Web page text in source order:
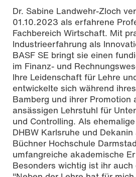
Dr. Sabine Landwehr-Zloch
01.10.2023 als erfahrene
Fachbereich Wirtschaft. Mit
Industrieerfahrung als
BASF SE bringt sie einen
im Finanz- und
Ihre Leidenschaft für Lehre
entwickelte sich während
Bamberg und ihrer Promotion
ansässigen Lehrstuhl für
und Controlling. Als
DHBW Karlsruhe und
Büchner Hochschule
umfangreiche akademische
Besonders wichtig ist ihr auch